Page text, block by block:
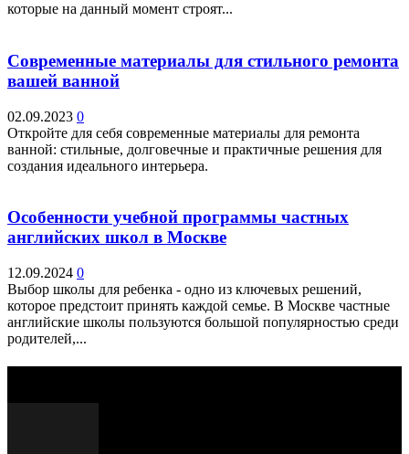
которые на данный момент строят...
Современные материалы для стильного ремонта
вашей ванной
02.09.2023 0
Откройте для себя современные материалы для ремонта
ванной: стильные, долговечные и практичные решения для
создания идеального интерьера.
Особенности учебной программы частных
английских школ в Москве
12.09.2024 0
Выбор школы для ребенка - одно из ключевых решений,
которое предстоит принять каждой семье. В Москве частные
английские школы пользуются большой популярностью среди
родителей,...